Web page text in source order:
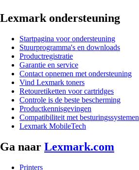
Lexmark ondersteuning
Startpagina voor ondersteuning
Stuurprogramma's en downloads
Productregistratie
Garantie en service
Contact opnemen met ondersteuning
Vind Lexmark toners
Retouretiketten voor cartridges
Controle is de beste bescherming
Productkennisgevingen
Compatibiliteit met besturingssystemen
Lexmark MobileTech
Ga naar Lexmark.com
Printers